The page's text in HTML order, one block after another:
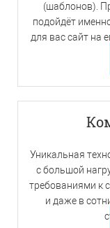
(шаблонов).
подойдёт
для вас сайт на
Уникальная
с большой
требованиями к
и даже в